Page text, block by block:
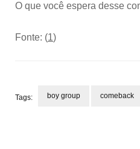
O que você espera desse
Fonte: (1)
Tags: boy group comeback